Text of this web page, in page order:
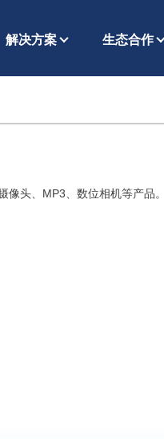
解决方案 生态合作
头、MP3、数位相机等产品。